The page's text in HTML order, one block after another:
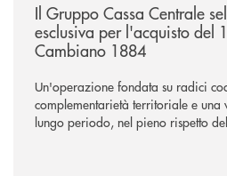
Il Gruppo Cassa Centrale
esclusiva per l'acquisto del
Cambiano 1884
Un'operazione fondata su radici
complementarietà territoriale e una
lungo periodo, nel pieno rispetto
negoziazione esclusiva per la